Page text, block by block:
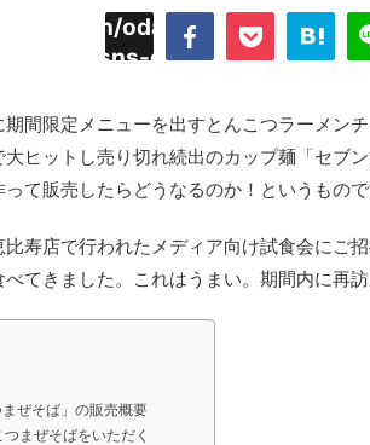
odaiji.com/
plugins/sns-count-cache/sns-
間限定メニューを出すとんこつラーメン
大ヒットし売り切れ続出のカップ麺「セ
て販売したらどうなるのか！というもので
寿店で行われたメディア向け試食会にご
てきました。これはうまい。期間内に再訪
ぜそば」の販売概要
まぜそばをいただく